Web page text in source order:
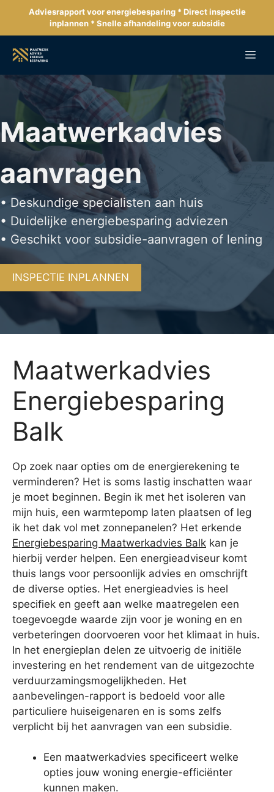
de
inhoud
Adviesrapport voor energiebesparing * Direct inspectie
inplannen * Snelle afhandeling voor subsidie
Maatwerkadvies
aanvragen
• Deskundige specialisten aan huis
• Duidelijke energiebesparing adviezen
• Geschikt voor subsidie-aanvragen of lening
INSPECTIE INPLANNEN
Maatwerkadvies
Energiebesparing
Balk
Op zoek naar opties om de energierekening te
verminderen? Het is soms lastig inschatten waar
je moet beginnen. Begin ik met het isoleren van
mijn huis, een warmtepomp laten plaatsen of leg
ik het dak vol met zonnepanelen? Het erkende
Energiebesparing Maatwerkadvies Balk kan je
hierbij verder helpen. Een energieadviseur komt
thuis langs voor persoonlijk advies en omschrijft
de diverse opties. Het energieadvies is heel
specifiek en geeft aan welke maatregelen een
toegevoegde waarde zijn voor je woning en en
verbeteringen doorvoeren voor het klimaat in huis.
In het energieplan delen ze uitvoerig de initiële
investering en het rendement van de uitgezochte
verduurzamingsmogelijkheden. Het
aanbevelingen-rapport is bedoeld voor alle
particuliere huiseigenaren en is soms zelfs
verplicht bij het aanvragen van een subsidie.
Een maatwerkadvies specificeert welke
opties jouw woning energie-efficiënter
kunnen maken.